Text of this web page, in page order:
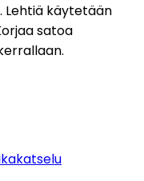
Lehtiä käytetään
satoa